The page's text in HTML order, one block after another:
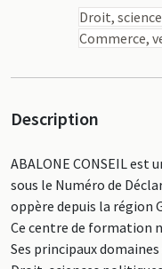
Droit,
Commerce,
Description
ABALONE CONSEIL
sous le Numéro de
oppère depuis la région
Ce centre de formation
Ses principaux